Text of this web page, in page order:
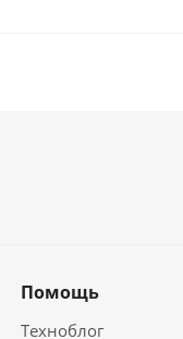
Помощь
Техноблог